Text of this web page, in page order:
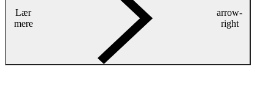
Lær
mere
arrow-
right